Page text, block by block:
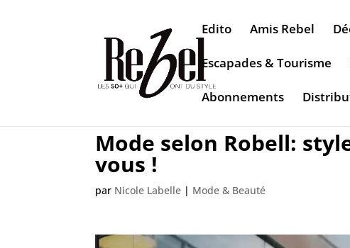
Edito Amis Rebel
Escapades & Tourisme
Abonnements
Mode selon Robell:
vous !
par Nicole Labelle | Mode & Beauté